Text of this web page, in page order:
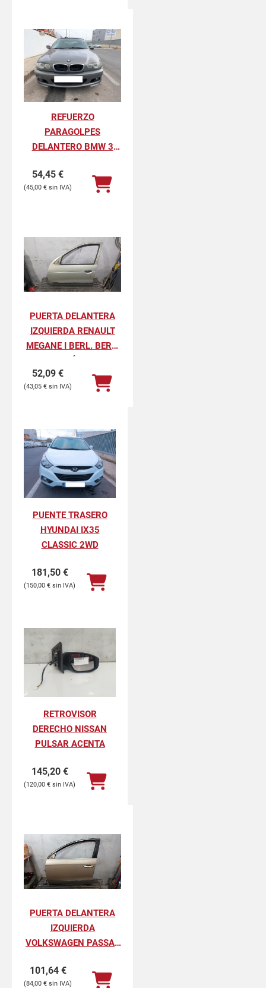
REFUERZO
PARAGOLPES
DELANTERO BMW 3
54,45 €
45,00 €
PUERTA DELANTERA
IZQUIERDA RENAULT
MEGANE I BERL. BERL.
52,09 €
43,05 €
PUENTE TRASERO
HYUNDAI IX35
CLASSIC 2WD
181,50 €
150,00 €
RETROVISOR
DERECHO NISSAN
PULSAR ACENTA
145,20 €
120,00 €
PUERTA DELANTERA
IZQUIERDA
VOLKSWAGEN PASSAT
101,64 €
84,00 €